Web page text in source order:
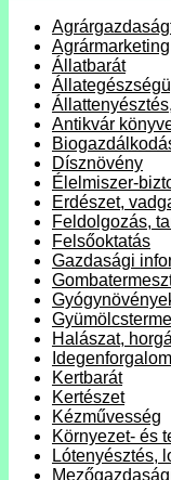
Agrármarketing
Állatbarát
Antikvár
Dísznövény
Élelmiszer-
Erdészet,
Feldolgozás,
Felsőoktatás
Gazdasági
Halászat,
Kertbarát
Kertészet
Kézművesség
Környezet- és
Lótenyésztés,